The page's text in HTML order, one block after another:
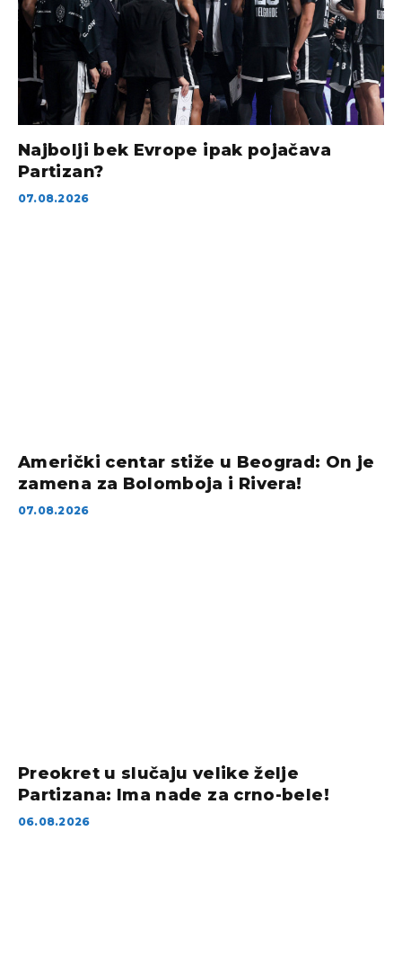
Najbolji bek Evrope ipak pojačava
Partizan?
07.08.2026
Američki centar stiže u Beograd: On je
zamena za Bolomboja i Rivera!
07.08.2026
Preokret u slučaju velike želje
Partizana: Ima nade za crno-bele!
06.08.2026